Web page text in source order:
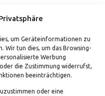
um Geräteinformationen zu
Wir tun dies, um das Browsing-
Werbung
die Zustimmung widerrufst,
beeinträchtigen.
oder eine
dir.